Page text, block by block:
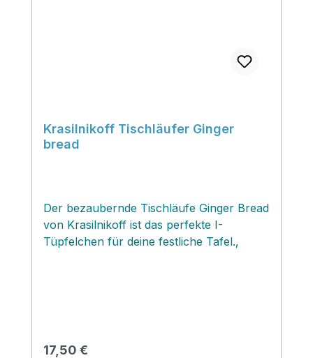
Krasilnikoff Tischläufer Ginger
bread
Der bezaubernde Tischläufe Ginger Bread
von Krasilnikoff ist das perfekte I-
Tüpfelchen für deine festliche Tafel.‚
Regulärer Preis:
17,50 €